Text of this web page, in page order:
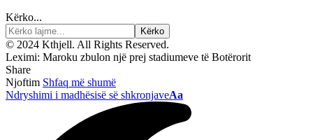
Kërko...
© 2024 Kthjell. All Rights Reserved.
Leximi: Maroku zbulon një prej stadiumeve të Botërorit
Share
Njoftim Shfaq më shumë
Ndryshimi i madhësisë së shkronjaveAa